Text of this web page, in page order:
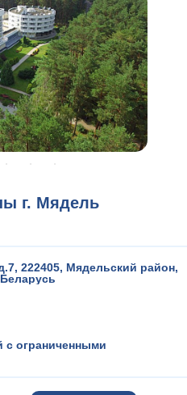
г. Мядель
222405, Мядельский район,
Беларусь
с ограниченными